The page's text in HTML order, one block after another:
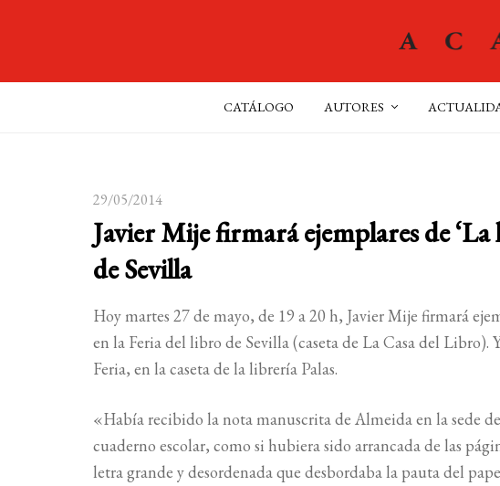
CATÁLOGO AUTORES
29/05/2014
Javier Mije firmará ejemplares de
de Sevilla
Hoy martes 27 de mayo, de 19 a 20 h, Javier Mije firmará
en la Feria del libro de Sevilla (caseta de La Casa del Libro).
Feria, en la caseta de la librería Palas.
«Había recibido la nota manuscrita de Almeida en la sede
cuaderno escolar, como si hubiera sido arrancada de las
letra grande y desordenada que desbordaba la pauta del